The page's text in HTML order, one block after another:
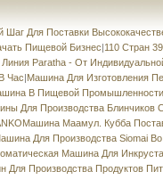
Шаг Для Поставки
Пищевой Бизнес|110 Стран
Линия Paratha - От
Час|Машина Для Изготовления
В Пищевой Промышленности
Для Производства
Маамул. Кубба
Для Производства Siomai
Машина Для
Для Производства Продуктов